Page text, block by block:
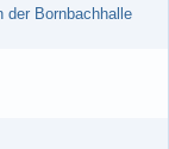
der Bornbachhalle